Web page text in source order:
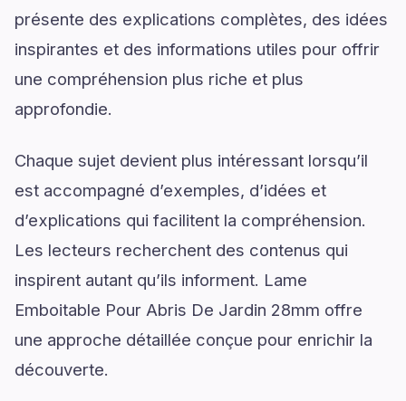
présente des explications complètes, des idées
inspirantes et des informations utiles pour offrir
une compréhension plus riche et plus
approfondie.
Chaque sujet devient plus intéressant lorsqu’il
est accompagné d’exemples, d’idées et
d’explications qui facilitent la compréhension.
Les lecteurs recherchent des contenus qui
inspirent autant qu’ils informent. Lame
Emboitable Pour Abris De Jardin 28mm offre
une approche détaillée conçue pour enrichir la
découverte.